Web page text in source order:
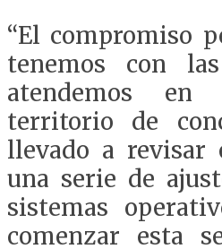
“El compromiso
tenemos con
atendemos en
territorio de
llevado a revisar
una serie de
sistemas
comenzar esta